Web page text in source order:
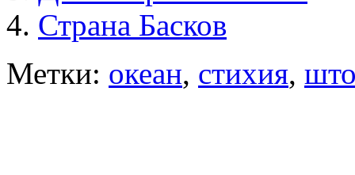
Страна Басков
Метки: океан, стихия,